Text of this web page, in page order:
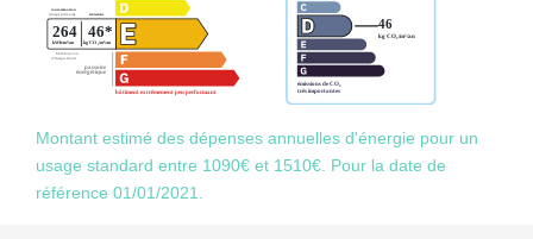
Montant estimé des dépenses annuelles d'énergie pour un
usage standard entre 1090€ et 1510€. Pour la date de
référence 01/01/2021.